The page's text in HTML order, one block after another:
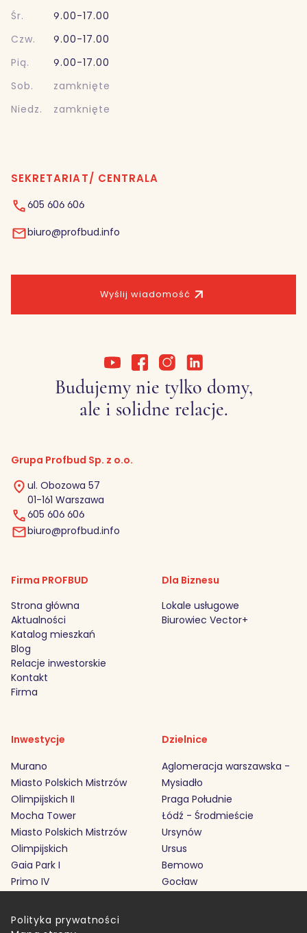
Wyślij wiadomość
Śr.
9.00-17.00
Czw.
9.00-17.00
Pią.
9.00-17.00
Sob.
zamknięte
Niedz.
zamknięte
SEKRETARIAT/ CENTRALA
605 606 606
biuro@profbud.info
Budujemy nie tylko domy,
ale i solidne relacje.
Grupa Profbud Sp. z o.o.
ul. Obozowa 57
01-161 Warszawa
605 606 606
biuro@profbud.info
Firma PROFBUD
Strona główna
Aktualności
Katalog mieszkań
Blog
Relacje inwestorskie
Kontakt
Firma
Dla Biznesu
Lokale usługowe
Biurowiec Vector+
Inwestycje
Murano
Miasto Polskich Mistrzów
Olimpijskich II
Mocha Tower
Miasto Polskich Mistrzów
Olimpijskich
Gaia Park I
Primo IV
Dzielnice
Aglomeracja warszawska -
Mysiadło
Praga Południe
Łódź - Środmieście
Ursynów
Ursus
Bemowo
Gocław
Polityka prywatności